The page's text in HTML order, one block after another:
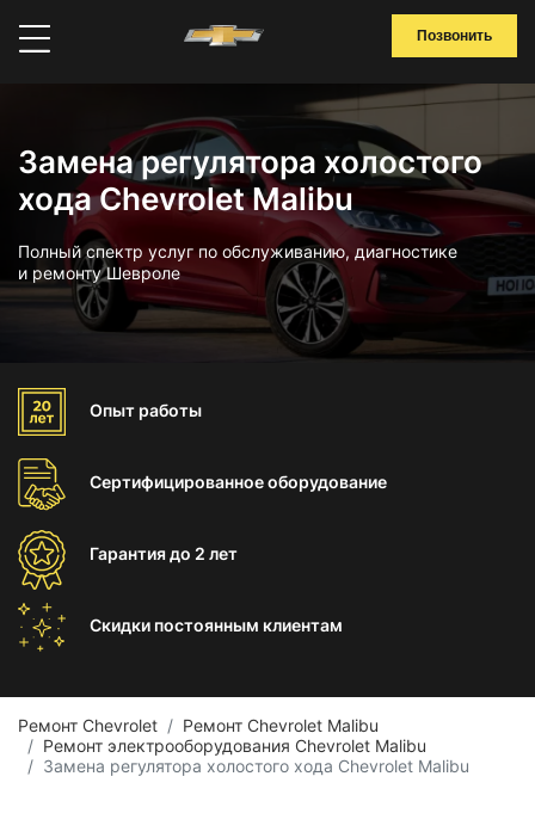
Позвонить
Замена регулятора холостого
хода Chevrolet Malibu
Полный спектр услуг по обслуживанию, диагностике
и ремонту Шевроле
Опыт работы
Сертифицированноеоборудование
Гарантиядо 2 лет
Скидки постоянным клиентам
Ремонт Chevrolet
Ремонт Chevrolet Malibu
Ремонт электрооборудования Chevrolet Malibu
Замена регулятора холостого хода Chevrolet Malibu